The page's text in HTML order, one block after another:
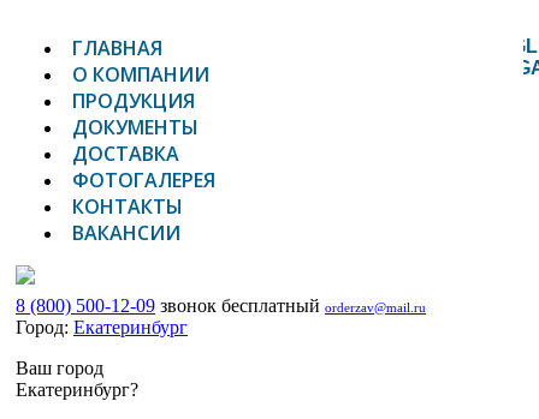
ГЛАВНАЯ
О КОМПАНИИ
ПРОДУКЦИЯ
ДОКУМЕНТЫ
ДОСТАВКА
ФОТОГАЛЕРЕЯ
КОНТАКТЫ
ВАКАНСИИ
8 (800) 500-12-09 звонок бесплатный orderzav@mail.ru
Город: Екатеринбург
Ваш город
Екатеринбург?